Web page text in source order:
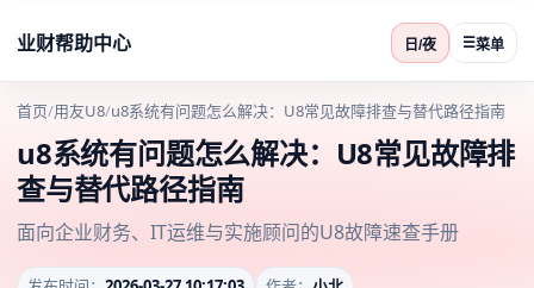
业财帮助中心 日/夜 ☰菜单
首页/用友U8/u8系统有问题怎么解决：U8常见故障排查与替代路径指南
u8系统有问题怎么解决：U8常见故障排
查与替代路径指南
面向企业财务、IT运维与实施顾问的U8故障速查手册